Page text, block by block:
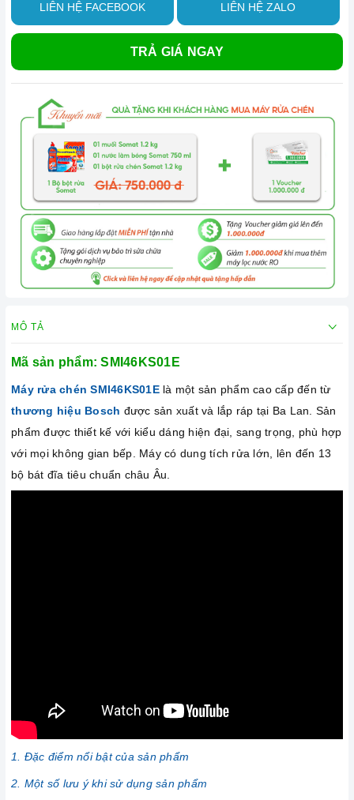
LIÊN HỆ FACEBOOK LIÊN HỆ ZALO
TRẢ GIÁ NGAY
MÔ TẢ
Mã sản phẩm:SMI46KS01E
Máy rửa chén SMI46KS01E là một sản phẩm cao cấp đến từ
thương hiệu Bosch được sản xuất và lắp ráp tại Ba Lan. Sản
phẩm được thiết kế với kiểu dáng hiện đại, sang trọng, phù hợp
với mọi không gian bếp. Máy có dung tích rửa lớn, lên đến 13
bộ bát đĩa tiêu chuẩn châu Âu.
1. Đặc điểm nổi bật của sản phẩm
2. Một số lưu ý khi sử dụng sản phẩm